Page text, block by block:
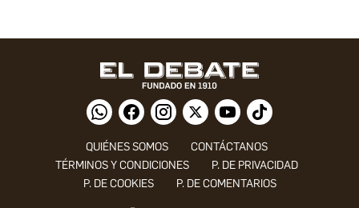
QUIÉNES SOMOS
CONTÁCTANOS
TÉRMINOS Y CONDICIONES
P. DE PRIVACIDAD
P. DE COOKIES
P. DE COMENTARIOS